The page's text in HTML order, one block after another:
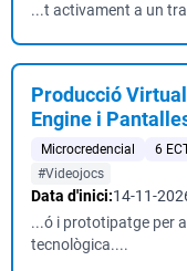
...t activament a un
Producció
Engine i
Microcredencial 6
#Videojocs
Data d'inici:14-11-
...ó i prototipatge per
tecnològica....